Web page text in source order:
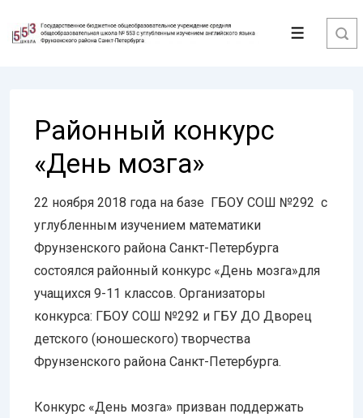
Перейти
Меню
Районный конкурс
«День мозга»
22 ноября 2018 года на базе ГБОУ СОШ №292 с
углубленным изучением математики
Фрунзенского района Санкт-Петербурга
состоялся районный конкурс «День мозга»для
учащихся 9-11 классов. Организаторы
конкурса: ГБОУ СОШ №292 и ГБУ ДО Дворец
детского (юношеского) творчества
Фрунзенского района Санкт-Петербурга.
Конкурс «День мозга» призван поддержать